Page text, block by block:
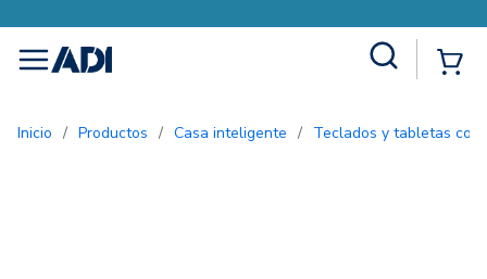
menu
Inicio / Productos / Casa inteligente / Teclados y tabletas